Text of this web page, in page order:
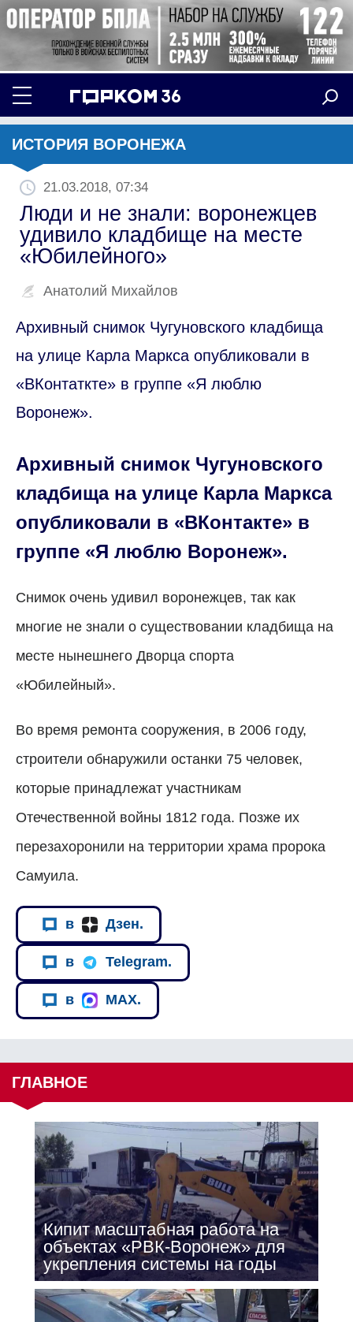
ИСТОРИЯ ВОРОНЕЖА
21.03.2018, 07:34
Люди и не знали: воронежцев
удивило кладбище на месте
«Юбилейного»
Анатолий Михайлов
Архивный снимок Чугуновского кладбища
на улице Карла Маркса опубликовали в
«ВКонтаткте» в группе «Я люблю
Воронеж».
Архивный снимок Чугуновского
кладбища на улице Карла Маркса
опубликовали в «ВКонтакте» в
группе «Я люблю Воронеж».
Снимок очень удивил воронежцев, так как
многие не знали о существовании кладбища на
месте нынешнего Дворца спорта
«Юбилейный».
Во время ремонта сооружения, в 2006 году,
строители обнаружили останки 75 человек,
которые принадлежат участникам
Отечественной войны 1812 года. Позже их
перезахоронили на территории храма пророка
Самуила.
в Дзен.
в Telegram.
в MAX.
ГЛАВНОЕ
Кипит масштабная работа на
объектах «РВК-Воронеж» для
укрепления системы на годы